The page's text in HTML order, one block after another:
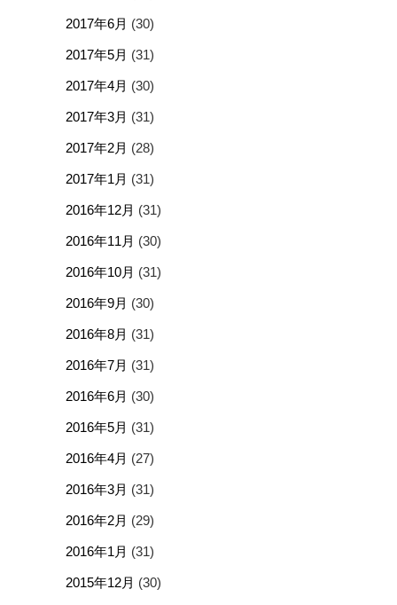
2017年6月 (30)
2017年5月 (31)
2017年4月 (30)
2017年3月 (31)
2017年2月 (28)
2017年1月 (31)
2016年12月 (31)
2016年11月 (30)
2016年10月 (31)
2016年9月 (30)
2016年8月 (31)
2016年7月 (31)
2016年6月 (30)
2016年5月 (31)
2016年4月 (27)
2016年3月 (31)
2016年2月 (29)
2016年1月 (31)
2015年12月 (30)